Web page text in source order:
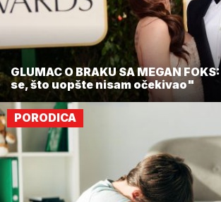
GLUMAC O BRAKU SA MEGAN
se, što uopšte nisam očekivao"
PORODICA